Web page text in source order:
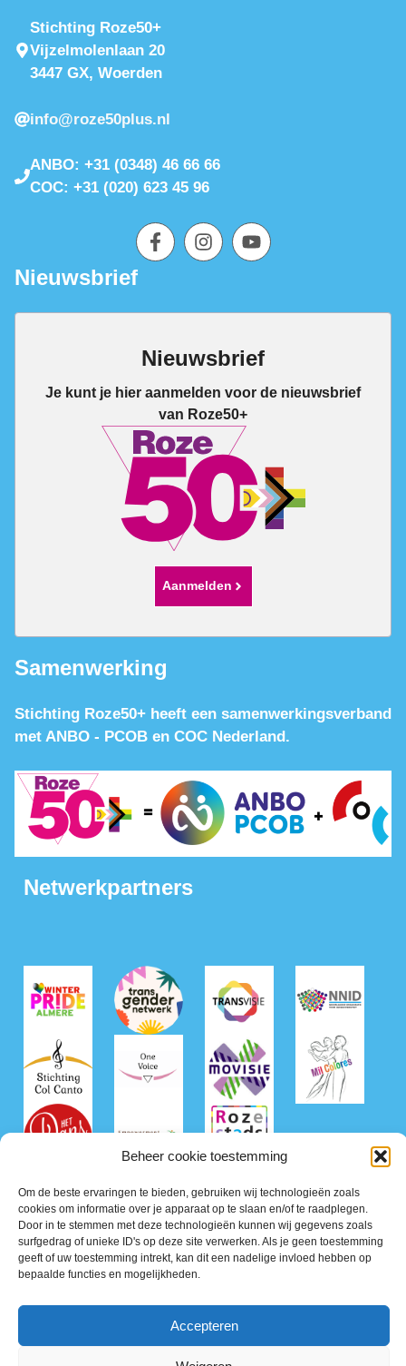
Beheer cookie toestemming
Om de beste ervaringen te bieden, gebruiken wij technologieën zoals
cookies om informatie over je apparaat op te slaan en/of te raadplegen.
Door in te stemmen met deze technologieën kunnen wij gegevens zoals
surfgedrag of unieke ID's op deze site verwerken. Als je geen toestemming
geeft of uw toestemming intrekt, kan dit een nadelige invloed hebben op
bepaalde functies en mogelijkheden.
Accepteren
Stichting Roze50+
Vijzelmolenlaan 20
3447 GX, Woerden
info@roze50plus.nl
ANBO: +31 (0348) 46 66 66
COC: +31 (020) 623 45 96
Nieuwsbrief
Nieuwsbrief
Je kunt je hier aanmelden voor de nieuwsbrief
van Roze50+
Aanmelden
Samenwerking
Stichting Roze50+ heeft een samenwerkingsverband
met ANBO - PCOB en COC Nederland.
Netwerkpartners
©2026 Roze50+ Nederland